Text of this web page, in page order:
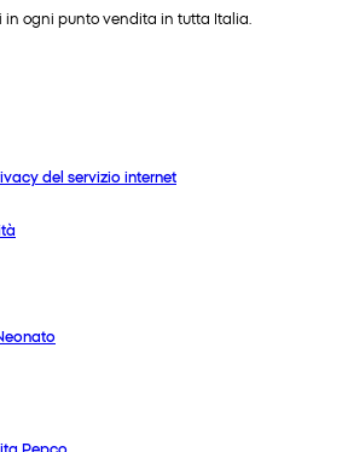
in ogni punto vendita in tutta Italia.
del servizio internet